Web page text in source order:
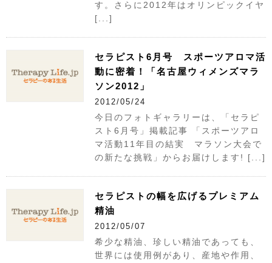
す。さらに2012年はオリンピックイヤ
[...]
セラピスト6月号 スポーツアロマ活
動に密着！「名古屋ウィメンズマラ
ソン2012」
2012/05/24
今日のフォトギャラリーは、「セラピ
スト6月号」掲載記事 「スポーツアロ
マ活動11年目の結実 マラソン大会で
の新たな挑戦」からお届けします! [...]
セラピストの幅を広げるプレミアム
精油
2012/05/07
希少な精油、珍しい精油であっても、
世界には使用例があり、産地や作用、